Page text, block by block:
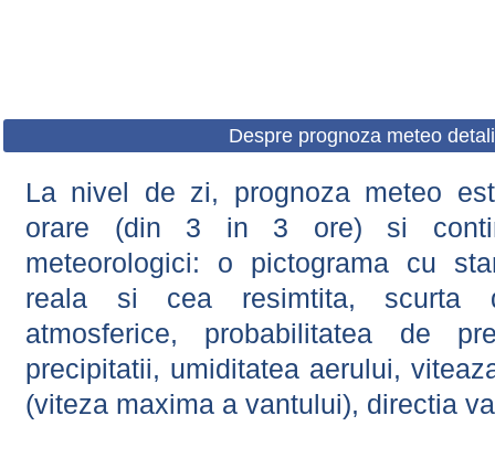
Despre prognoza meteo
La nivel de zi, prognoza meteo
orare (din 3 in 3 ore) si
meteorologici: o pictograma cu
reala si cea resimtita, scurta
atmosferice, probabilitatea de
precipitatii, umiditatea aerului,
(viteza maxima a vantului), directia